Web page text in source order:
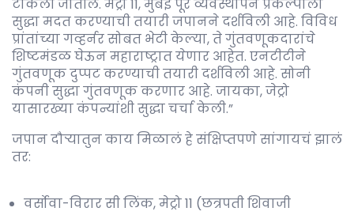
टाकली जातील. मेट्रो 11, मुंबई पूर व्यवस्थापन प्रकल्पाला
सुद्धा मदत करण्याची तयारी जपानने दर्शविली आहे. विविध
प्रांतांच्या गव्हर्नर सोबत भेटी केल्या, ते गुंतवणूकदारांचे
शिष्टमंडळ घेऊन महाराष्ट्रात येणार आहेत. एनटीटीने
गुंतवणूक दुप्पट करण्याची तयारी दर्शविली आहे. सोनी
कंपनी सुद्धा गुंतवणूक करणार आहे. जायका, जेट्रो
यासारख्या कंपन्यांशी सुद्धा चर्चा केली.”
जपान दौर्‍यातुन काय मिळालं हे संक्षिप्तपणे सांगायचं झालं
तर:
वर्सोवा-विरार सी लिंक, मेट्रो 11 (छत्रपती शिवाजी